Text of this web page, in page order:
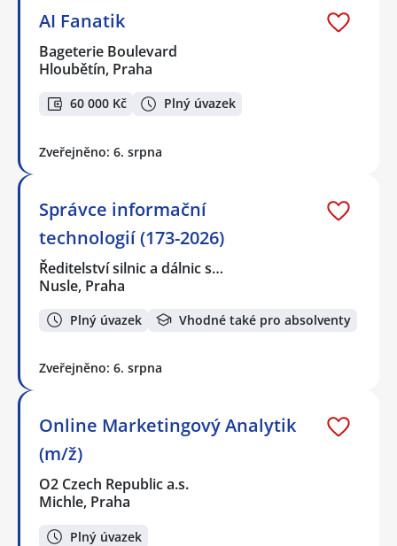
AI Fanatik
Bageterie Boulevard
Hloubětín, Praha
60 000 Kč Plný úvazek
Zveřejněno: 6. srpna
Správce informační
technologií (173-2026)
Ředitelství silnic a dálnic s…
Nusle, Praha
Plný úvazek Vhodné také pro absolventy
Zveřejněno: 6. srpna
Online Marketingový Analytik
(m/ž)
O2 Czech Republic a.s.
Michle, Praha
Plný úvazek